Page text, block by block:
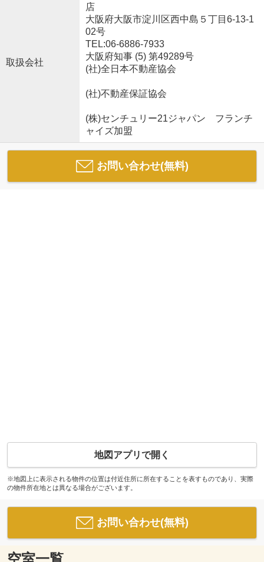
取扱会社
店
大阪府大阪市淀川区西中島５丁目6-13-1
02号
TEL:06-6886-7933
大阪府知事 (5) 第49289号
(社)全日本不動産協会
(社)不動産保証協会
(株)センチュリー21ジャパン フランチ
ャイズ加盟
お問い合わせ(無料)
地図アプリで開く
※地図上に表示される物件の位置は付近住所に所在することを表すものであり、実際
の物件所在地とは異なる場合がございます。
お問い合わせ(無料)
空室一覧